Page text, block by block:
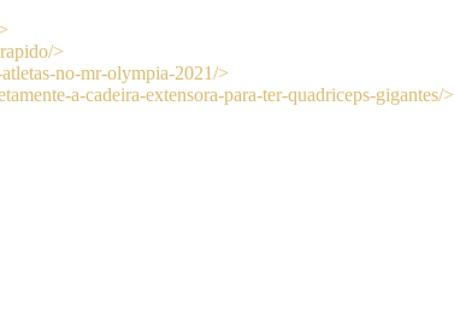
>
no-mr-olympia-2021/>
a-cadeira-extensora-para-ter-quadriceps-gigantes/>